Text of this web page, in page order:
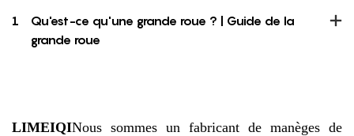
1
Qu'est-ce qu'une grande roue ? | Guide de la
grande roue
LIMEIQINous sommes un fabricant de manèges de